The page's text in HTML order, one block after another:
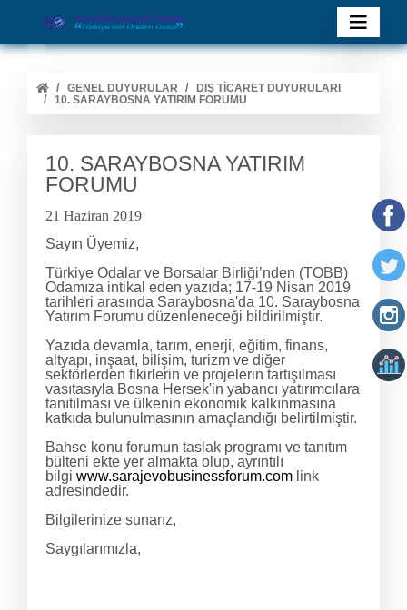
GENEL DUYURULAR
DIŞ TİCARET DUYURULARI
10. SARAYBOSNA YATIRIM FORUMU
10. SARAYBOSNA YATIRIM
FORUMU
21 Haziran 2019
Sayın Üyemiz,
Türkiye Odalar ve Borsalar Birliği’nden (TOBB)
Odamıza intikal eden yazıda; 17-19 Nisan 2019
tarihleri arasında Saraybosna'da 10. Saraybosna
Yatırım Forumu düzenleneceği bildirilmiştir.
Yazıda devamla, tarım, enerji, eğitim, finans,
altyapı, inşaat, bilişim, turizm ve diğer
sektörlerden fikirlerin ve projelerin tartışılması
vasıtasıyla Bosna Hersek'in yabancı yatırımcılara
tanıtılması ve ülkenin ekonomik kalkınmasına
katkıda bulunulmasının amaçlandığı belirtilmiştir.
Bahse konu forumun taslak programı ve tanıtım
bülteni ekte yer almakta olup, ayrıntılı
bilgi www.sarajevobusinessforum.com link
adresindedir.
Bilgilerinize sunarız,
Saygılarımızla,